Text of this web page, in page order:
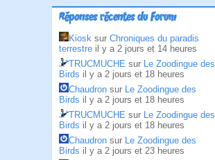
Réponses récentes du Forum
Kiosk sur Chroniques du paradis
terrestre il y a 2 jours et 14 heures
TRUCMUCHE sur Le Zoodingue des
Birds il y a 2 jours et 18 heures
Chaudron sur Le Zoodingue des
Birds il y a 2 jours et 18 heures
TRUCMUCHE sur Le Zoodingue des
Birds il y a 2 jours et 18 heures
Chaudron sur Le Zoodingue des
Birds il y a 2 jours et 23 heures